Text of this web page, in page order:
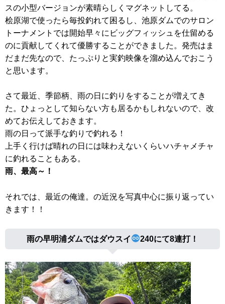
スの小型バージョンが素晴らしくマグネットしてる。
桧原湖で使ったら毎投釣れて困るし、池原ダムでのサロン
トーナメントでは開始早々にビッグフィッシュを仕留める
のに貢献してくれて優勝することができました。発売はま
だまだ先なので、たっぷりと実釣映像を溜め込んでおこう
と思います。
さて最近、季節柄、雨の日に釣りをすることが増えてき
た。ひょっとして知らない方も居るかもしれないので、改
めてお伝えしておきます。
雨の日って派手な釣りで釣れる！
上手く行けば晴れの日には味わえないくらいハチャメチャ
に釣れることもある。
雨、最高～！
それでは、最近の俺達。の近況を写真中心に振り返ってい
きます！！
雨の早明浦ダムではダウスイ 240にて8連打！